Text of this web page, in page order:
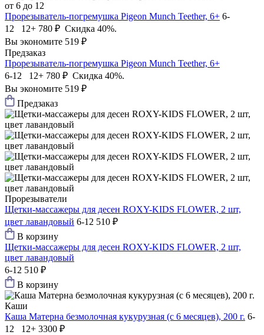
от 6 до 12
Прорезыватель-погремушка Pigeon Munch Teether, 6+ 6-
12 12+ 780 ₽ Скидка 40%.
Вы экономите 519 ₽
Предзаказ
Прорезыватель-погремушка Pigeon Munch Teether, 6+
6-12 12+ 780 ₽ Скидка 40%.
Вы экономите 519 ₽
Предзаказ
Прорезыватели
Щетки-массажеры для десен ROXY-KIDS FLOWER, 2 шт,
цвет лавандовый 6-12 510 ₽
В корзину
Щетки-массажеры для десен ROXY-KIDS FLOWER, 2 шт,
цвет лавандовый
6-12 510 ₽
В корзину
Каши
Каша Матерна безмолочная кукурузная (с 6 месяцев), 200 г. 6-
12 12+ 3300 ₽